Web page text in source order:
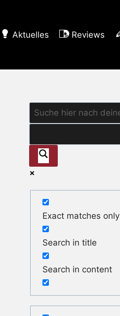
Aktuelles Reviews
Exact matches only
Search in title
Search in content